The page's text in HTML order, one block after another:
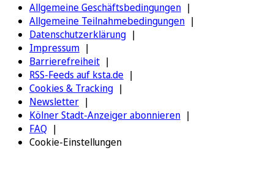
Allgemeine Geschäftsbedingungen
Allgemeine Teilnahmebedingungen
Datenschutzerklärung
Impressum
Barrierefreiheit
RSS-Feeds auf ksta.de
Cookies & Tracking
Newsletter
Kölner Stadt-Anzeiger abonnieren
FAQ
Cookie-Einstellungen